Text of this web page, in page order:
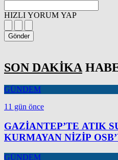
HIZLI YORUM YAP
Gönder
SON DAKİKA
GÜNDEM
11 gün önce
GAZİANTEP’TE ATIK
KURMAYAN NİZİP
GÜNDEM